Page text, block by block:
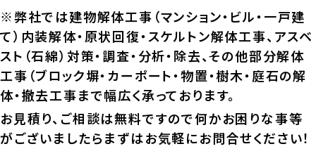
※弊社では建物解体工事（マンション・ビル・一戸建
て）内装解体・原状回復・スケルトン解体工事、アスベ
スト（石綿）対策・調査・分析・除去、その他部分解体
工事（ブロック塀・カーポート・物置・樹木・庭石の解
体・撤去工事まで幅広く承っております。
お見積り、ご相談は無料ですので何かお困りな事等
がございましたらまずはお気軽にお問合せください！